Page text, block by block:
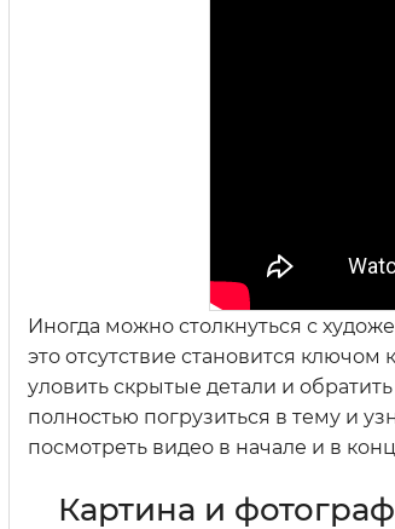
Иногда можно столкнуться с
это отсутствие становится
уловить скрытые детали и
полностью погрузиться в тему и
посмотреть видео в начале и в
Картина и